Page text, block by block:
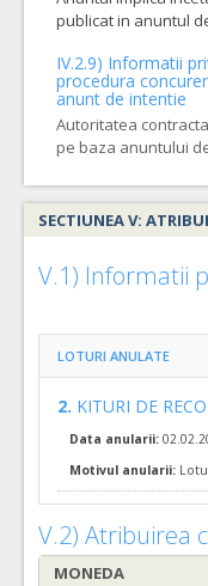
publicat in anuntul
IV.2.9) Informatii
procedura
anunt de intentie
Autoritatea
pe baza anuntului
SECTIUNEA V:
V.1) Informatii
LOTURI ANULATE
2. KITURI DE
Data anularii:
Motivul anularii:
V.2) Atribuirea
MONEDA